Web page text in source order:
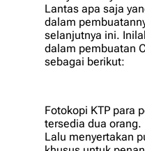
Lantas apa saja
dalam
selanjutnya ini.
dalam pembuatan
sebagai berikut:
Fotokopi KTP para
tersedia dua orang.
Lalu menyertakan